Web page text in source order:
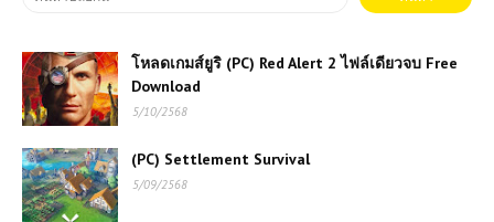
โหลดเกมส์ยูริ (PC) Red Alert 2 ไฟล์เดียวจบ Free
Download
5/10/2568
(PC) Settlement Survival
5/09/2568